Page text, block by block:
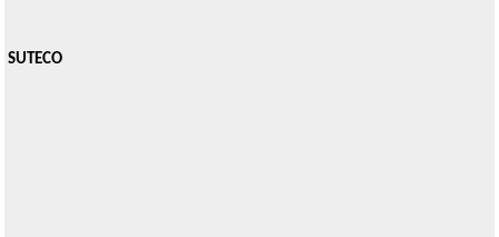
SUTECO